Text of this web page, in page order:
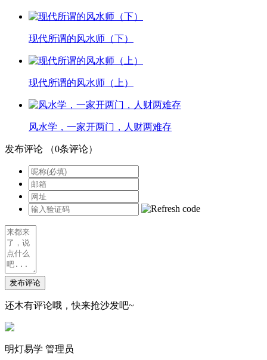
现代所谓的风水师（下）
现代所谓的风水师（上）
风水学，一家开两门，人财两难存
发布评论 （0条评论）
发布评论
还木有评论哦，快来抢沙发吧~
明灯易学 管理员